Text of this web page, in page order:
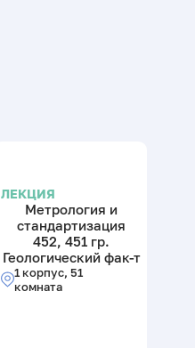
ЛЕКЦИЯ
Метрология и
стандартизация
452, 451 гр.
Геологический фак-т
1 корпус, 51
комната